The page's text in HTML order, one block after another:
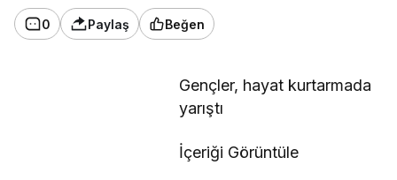
0 Paylaş Beğen
Gençler, hayat kurtarmada
yarıştı
İçeriği Görüntüle